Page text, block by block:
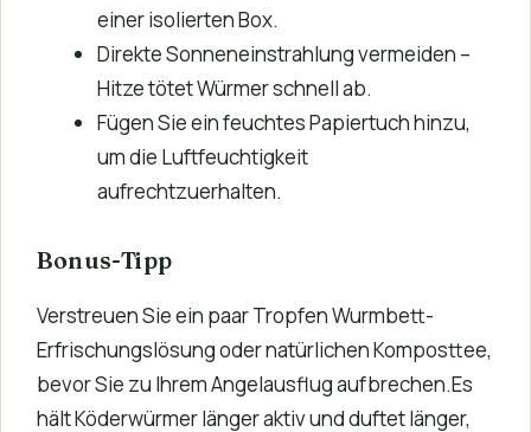
einer isolierten Box.
Direkte Sonneneinstrahlung vermeiden –
Hitze tötet Würmer schnell ab.
Fügen Sie ein feuchtes Papiertuch hinzu,
um die Luftfeuchtigkeit
aufrechtzuerhalten.
Bonus-Tipp
Verstreuen Sie ein paar Tropfen Wurmbett-
Erfrischungslösung oder natürlichen Komposttee,
bevor Sie zu Ihrem Angelausflug aufbrechen.Es
hält Köderwürmer länger aktiv und duftet länger,